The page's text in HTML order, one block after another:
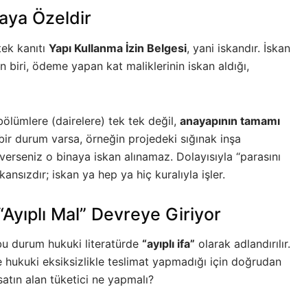
Özeldir
kanıtı Yapı Kullanma İzin Belgesi, yani iskandır. İskan
ödeme yapan kat maliklerinin iskan aldığı,
(dairelere) tek tek değil, anayapının tamamı
durum varsa, örneğin projedeki sığınak inşa
o binaya iskan alınamaz. Dolayısıyla “parasını
iskan ya hep ya hiç kuralıyla işler.
Mal” Devreye Giriyor
durum hukuki literatürde “ayıplı ifa” olarak adlandırılır.
eksiksizlikle teslimat yapmadığı için doğrudan
alan tüketici ne yapmalı?